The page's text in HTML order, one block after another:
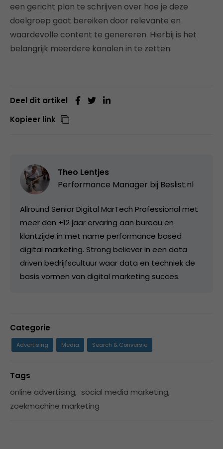
een gericht plan te schrijven over hoe je deze
doelgroep gaat bereiken door relevante en
waardevolle content te genereren. Hierbij is het
belangrijk meerdere kanalen in te zetten.
Deel dit artikel
Kopieer link
Theo Lentjes
Performance Manager bij Beslist.nl
Allround Senior Digital MarTech Professional met
meer dan +12 jaar ervaring aan bureau en
klantzijde in met name performance based
digital marketing. Strong believer in een data
driven bedrijfscultuur waar data en techniek de
basis vormen van digital marketing succes.
Categorie
Advertising Media Search & Conversie
Tags
online advertising, social media marketing,
zoekmachine marketing